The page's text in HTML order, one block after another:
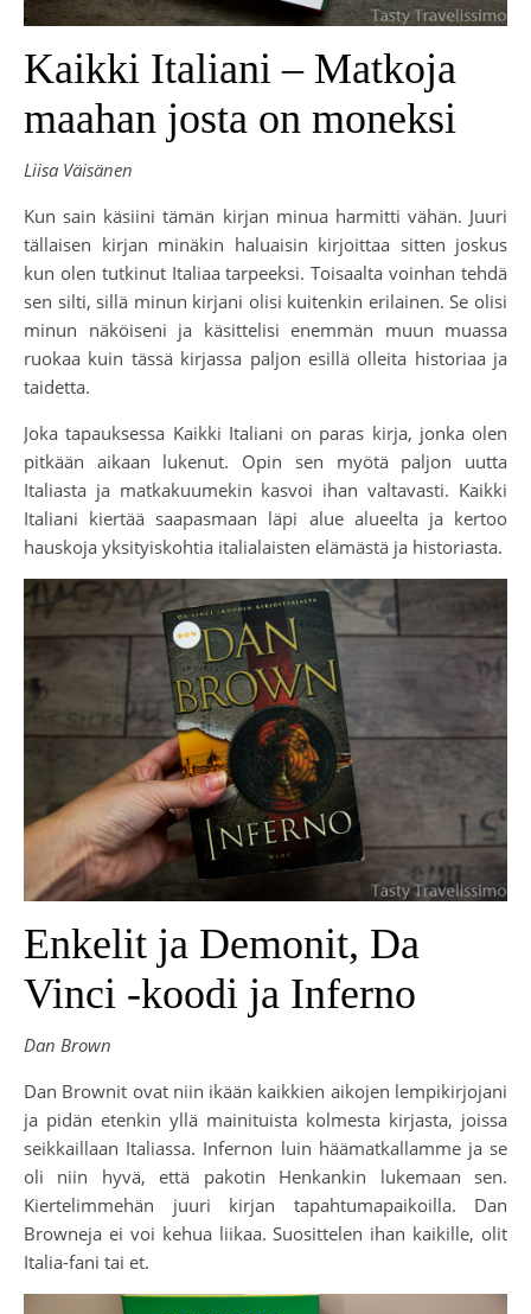
Kaikki Italiani – Matkoja
maahan josta on moneksi
Liisa Väisänen
Kun sain käsiini tämän kirjan minua harmitti vähän. Juuri
tällaisen kirjan minäkin haluaisin kirjoittaa sitten joskus
kun olen tutkinut Italiaa tarpeeksi. Toisaalta voinhan tehdä
sen silti, sillä minun kirjani olisi kuitenkin erilainen. Se olisi
minun näköiseni ja käsittelisi enemmän muun muassa
ruokaa kuin tässä kirjassa paljon esillä olleita historiaa ja
taidetta.
Joka tapauksessa Kaikki Italiani on paras kirja, jonka olen
pitkään aikaan lukenut. Opin sen myötä paljon uutta
Italiasta ja matkakuumekin kasvoi ihan valtavasti. Kaikki
Italiani kiertää saapasmaan läpi alue alueelta ja kertoo
hauskoja yksityiskohtia italialaisten elämästä ja historiasta.
Enkelit ja Demonit, Da
Vinci -koodi ja Inferno
Dan Brown
Dan Brownit ovat niin ikään kaikkien aikojen lempikirjojani
ja pidän etenkin yllä mainituista kolmesta kirjasta, joissa
seikkaillaan Italiassa. Infernon luin häämatkallamme ja se
oli niin hyvä, että pakotin Henkankin lukemaan sen.
Kiertelimmehän juuri kirjan tapahtumapaikoilla. Dan
Browneja ei voi kehua liikaa. Suosittelen ihan kaikille, olit
Italia-fani tai et.